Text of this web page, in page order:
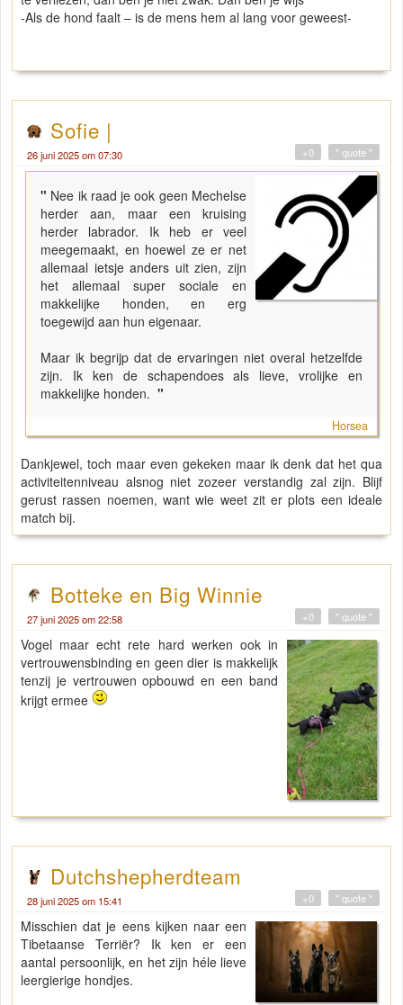
-Als de hond faalt – is de mens hem al lang voor geweest-
Sofie |
26 juni 2025 om 07:30 " quote "
+0
" Nee ik raad je ook geen Mechelse
herder aan, maar een kruising
herder labrador. Ik heb er veel
meegemaakt, en hoewel ze er net
allemaal ietsje anders uit zien, zijn
het allemaal super sociale en
makkelijke honden, en erg
toegewijd aan hun eigenaar.
Maar ik begrijp dat de ervaringen niet overal hetzelfde
zijn. Ik ken de schapendoes als lieve, vrolijke en
makkelijke honden. "
Horsea
Dankjewel, toch maar even gekeken maar ik denk dat het qua
activiteitenniveau alsnog niet zozeer verstandig zal zijn. Blijf
gerust rassen noemen, want wie weet zit er plots een ideale
match bij.
Botteke en Big Winnie
27 juni 2025 om 22:58 " quote "
+0
Vogel maar echt rete hard werken ook in
vertrouwensbinding en geen dier is makkelijk
tenzij je vertrouwen opbouwd en een band
krijgt ermee
Dutchshepherdteam
28 juni 2025 om 15:41 " quote "
+0
Misschien dat je eens kijken naar een
Tibetaanse Terriër? Ik ken er een
aantal persoonlijk, en het zijn héle lieve
leergierige hondjes.